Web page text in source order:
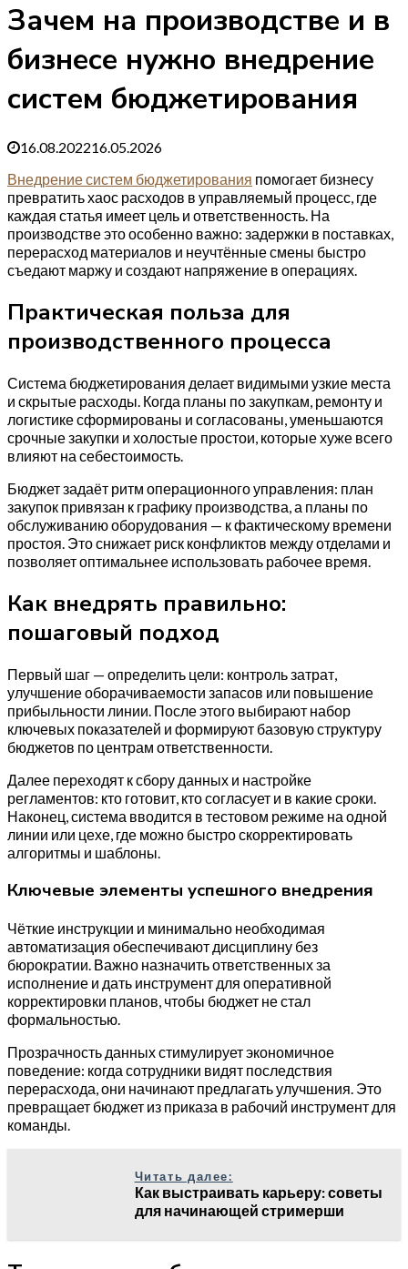
Зачем на производстве и в
бизнесе нужно внедрение
систем бюджетирования
16.08.202216.05.2026
Внедрение систем бюджетирования помогает бизнесу
превратить хаос расходов в управляемый процесс, где
каждая статья имеет цель и ответственность. На
производстве это особенно важно: задержки в поставках,
перерасход материалов и неучтённые смены быстро
съедают маржу и создают напряжение в операциях.
Практическая польза для
производственного процесса
Система бюджетирования делает видимыми узкие места
и скрытые расходы. Когда планы по закупкам, ремонту и
логистике сформированы и согласованы, уменьшаются
срочные закупки и холостые простои, которые хуже всего
влияют на себестоимость.
Бюджет задаёт ритм операционного управления: план
закупок привязан к графику производства, а планы по
обслуживанию оборудования — к фактическому времени
простоя. Это снижает риск конфликтов между отделами и
позволяет оптимальнее использовать рабочее время.
Как внедрять правильно:
пошаговый подход
Первый шаг — определить цели: контроль затрат,
улучшение оборачиваемости запасов или повышение
прибыльности линии. После этого выбирают набор
ключевых показателей и формируют базовую структуру
бюджетов по центрам ответственности.
Далее переходят к сбору данных и настройке
регламентов: кто готовит, кто согласует и в какие сроки.
Наконец, система вводится в тестовом режиме на одной
линии или цехе, где можно быстро скорректировать
алгоритмы и шаблоны.
Ключевые элементы успешного внедрения
Чёткие инструкции и минимально необходимая
автоматизация обеспечивают дисциплину без
бюрократии. Важно назначить ответственных за
исполнение и дать инструмент для оперативной
корректировки планов, чтобы бюджет не стал
формальностью.
Прозрачность данных стимулирует экономичное
поведение: когда сотрудники видят последствия
перерасхода, они начинают предлагать улучшения. Это
превращает бюджет из приказа в рабочий инструмент для
команды.
Читать далее:
Как выстраивать карьеру: советы
для начинающей стримерши